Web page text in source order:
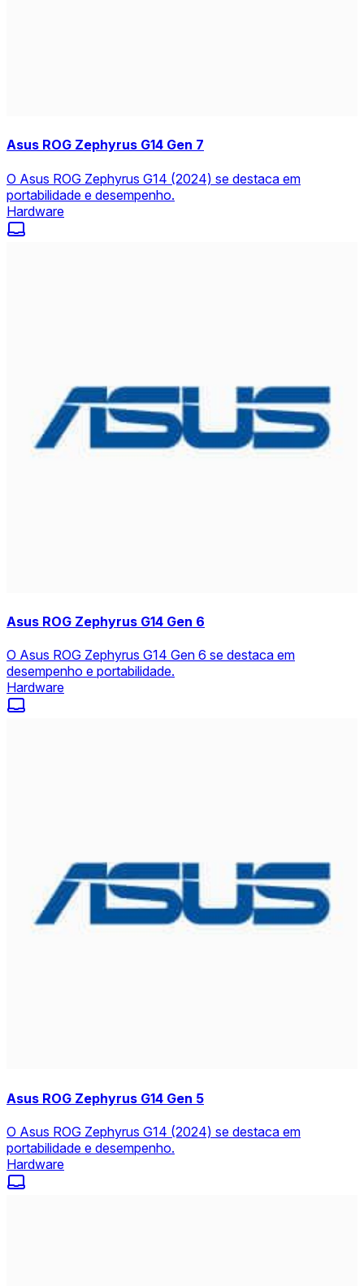
Asus ROG Zephyrus G14 Gen 7
O Asus ROG Zephyrus G14 (2024) se destaca em
portabilidade e desempenho.
Hardware
Asus ROG Zephyrus G14 Gen 6
O Asus ROG Zephyrus G14 Gen 6 se destaca em
desempenho e portabilidade.
Hardware
Asus ROG Zephyrus G14 Gen 5
O Asus ROG Zephyrus G14 (2024) se destaca em
portabilidade e desempenho.
Hardware